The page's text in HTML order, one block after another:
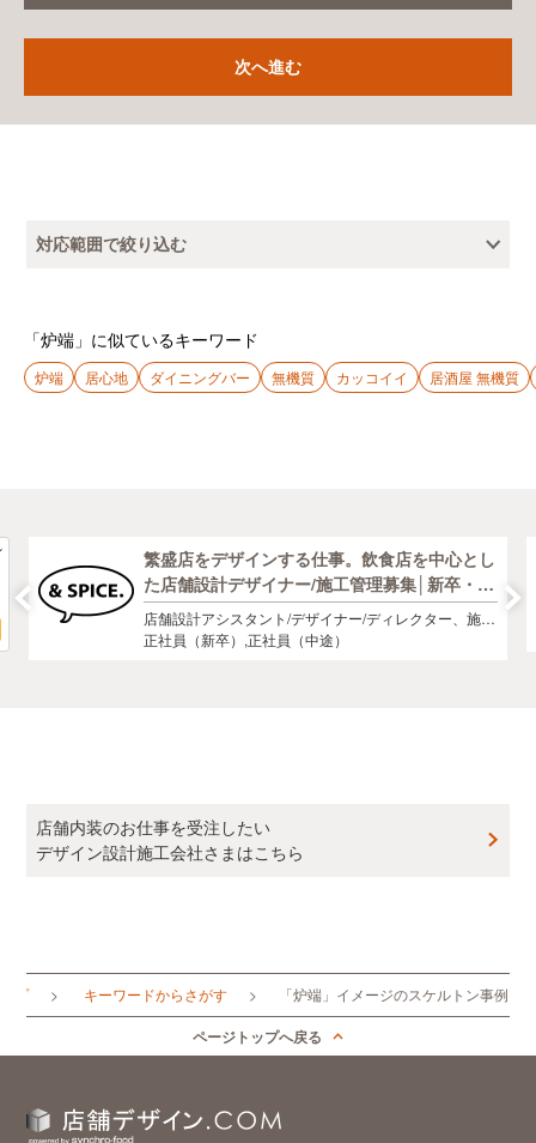
対応範囲で絞り込む
「炉端」に似ているキーワード
炉端 居心地 ダイニングバー 無機質 カッコイイ 居酒屋 無機質
繁盛店をデザインする仕事。飲食店を中心とし
た店舗設計デザイナー/施工管理募集│新卒・中
途歓迎│
店舗設計アシスタント/デザイナー/ディレクター、施工
管理募集
正社員（新卒）,正社員（中途）
店舗内装のお仕事を受注したい
デザイン設計施工会社さまはこちら
プ キーワードからさがす 「炉端」イメージのスケルトン事例
ページトップへ戻る